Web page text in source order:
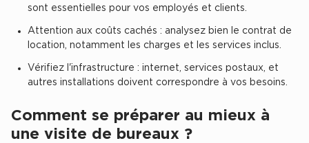
Location d'Entrepôts / Activités à Aix-en-Provence
Location d'Entrepôts / Activités à Saint-Priest
Location d'Entrepôts / Activités à Rennes
Achat d'Entrepôts / Activités
sont essentielles pour vos employés et clients.
Attention aux coûts cachés : analysez bien le contrat de
location, notamment les charges et les services inclus.
Vérifiez l'infrastructure : internet, services postaux, et
autres installations doivent correspondre à vos besoins.
Comment se préparer au mieux à
une visite de bureaux ?